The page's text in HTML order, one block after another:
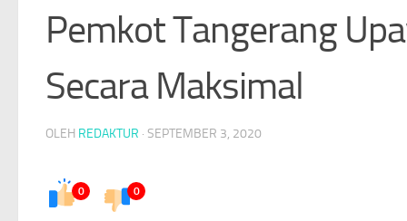
Pemkot Tangerang
Secara Maksimal
OLEH REDAKTUR · SEPTEMBER 3, 2020
0 0